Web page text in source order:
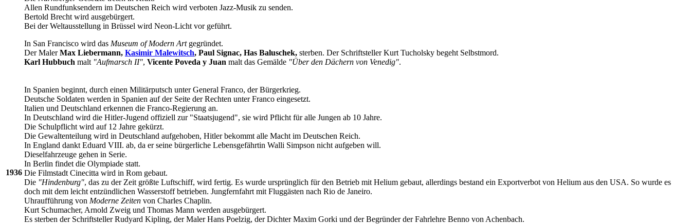
Allen Rundfunksendern im Deutschen Reich wird verboten Jazz-Musik zu senden.
Bertold Brecht wird ausgebürgert.
Bei der Weltausstellung in Brüssel wird Neon-Licht vor geführt.
In San Francisco wird das Museum of Modern Artgegründet.
Der MalerMax Liebermann, Kasimir Malewitsch, Paul Signac, Has Baluschek, sterben. Der Schriftsteller Kurt Tucholsky begeht Selbstmord.
Karl Hubbuch malt "Aufmarsch II", Vicente Poveda y Juan malt das Gemälde "Über den Dächern von Venedig".
1936
In Spanien beginnt, durch einen Militärputsch unter General Franco, der Bürgerkrieg.
Deutsche Soldaten werden in Spanien auf der Seite der Rechten unter Franco eingesetzt.
Italien und Deutschland erkennen die Franco-Regierung an.
In Deutschland wird die Hitler-Jugend offiziell zur "Staatsjugend", sie wird Pflicht für alle Jungen ab 10 Jahre.
Die Schulpflicht wird auf 12 Jahre gekürzt.
Die Gewaltenteilung wird in Deutschland aufgehoben, Hitler bekommt alle Macht im Deutschen Reich.
In England dankt Eduard VIII. ab, da er seine bürgerliche Lebensgefährtin Walli Simpson nicht aufgeben will.
Dieselfahrzeuge gehen in Serie.
In Berlin findet die Olympiade statt.
Die Filmstadt Cinecitta wird in Rom gebaut.
Die "Hindenburg", das zu der Zeit größte Luftschiff, wird fertig. Es wurde ursprünglich für den Betrieb mit Helium gebaut, allerdings bestand ein Exportverbot von Helium aus den USA. So wurde es
doch mit dem leicht entzündlichen Wasserstoff betrieben. Jungfernfahrt mit Fluggästen nach Rio de Janeiro.
Uhraufführung von Moderne Zeiten von Charles Chaplin.
Kurt Schumacher, Arnold Zweig und Thomas Mann werden ausgebürgert.
Es sterben der Schriftsteller Rudyard Kipling, der Maler Hans Poelzig, der Dichter Maxim Gorki und der Begründer der Fahrlehre Benno von Achenbach.